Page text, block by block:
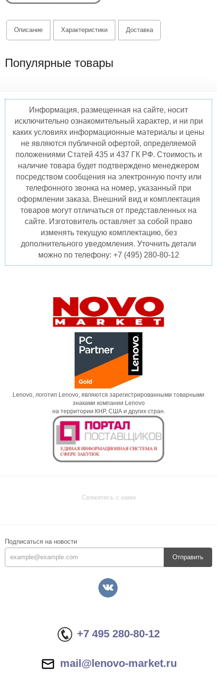
Описание Характеристики Доставка
Популярные товары
Информация, размещенная на сайте, носит
исключительно ознакомительный характер, и ни при
каких условиях информационные материалы и цены
не являются публичной офертой, определяемой
положениями Статей 435 и 437 ГК РФ. Стоимость и
наличие товара будет подтверждено менеджером
посредством сообщения на электронную почту или
телефонного звонка на номер, указанный при
оформлении заказа. Внешний вид и комплектация
товаров могут отличаться от представленных на
сайте. Изготовитель оставляет за собой право
изменять текущую комплектацию, без
дополнительного уведомления. Уточнить детали
можно по телефону: +7 (495) 280-80-12
Lenovo, логотип Lenovo, являются зарегистрированными товарными
знаками компании Lenovo
на территории КНР, США и других стран.
Свяжитесь с нами
Подписаться на новости
Отправить
+7 495 280-80-12
mail@lenovo-market.ru